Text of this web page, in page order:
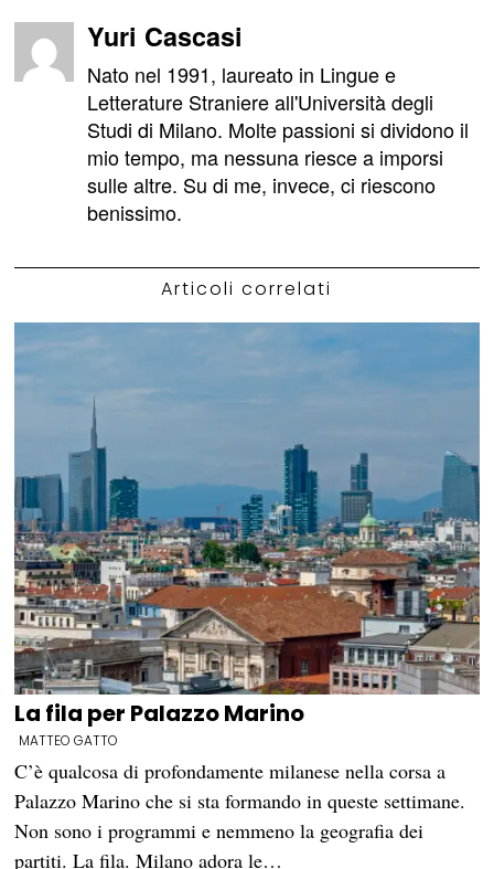
Yuri Cascasi
Nato nel 1991, laureato in Lingue e
Letterature Straniere all'Università degli
Studi di Milano. Molte passioni si dividono il
mio tempo, ma nessuna riesce a imporsi
sulle altre. Su di me, invece, ci riescono
benissimo.
Articoli correlati
La fila per Palazzo Marino
MATTEO GATTO
C’è qualcosa di profondamente milanese nella corsa a
Palazzo Marino che si sta formando in queste settimane.
Non sono i programmi e nemmeno la geografia dei
partiti. La fila. Milano adora le…